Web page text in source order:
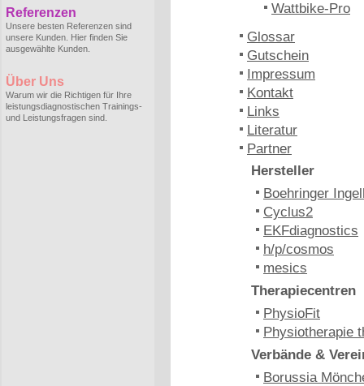
Referenzen
Unsere besten Referenzen sind
unsere Kunden. Hier finden Sie
ausgewählte Kunden.
Über Uns
Warum wir die Richtigen für Ihre
leistungsdiagnostischen Trainings-
und Leistungsfragen sind.
Wattbike-Pro
Glossar
Gutschein
Impressum
Kontakt
Links
Literatur
Partner
Hersteller
Boehringer
Cyclus2
EKFdiagnostics
h/p/cosmos
mesics
Therapiecentren
PhysioFit
Physiotherapie
Verbände &
Borussia